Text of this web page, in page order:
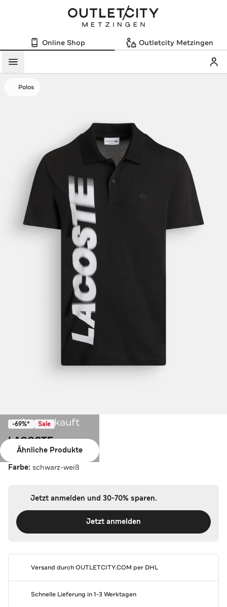
Online Shop Outletcity Metzingen
Menü
Polos
Ausverkauft
Ähnliche Produkte
-69%* Sale
LACOSTE
Polo-Shirt schwarz
Farbe: schwarz-weiß
Jetzt anmelden und 30-70% sparen.
Jetzt anmelden
Versand durchOUTLETCITY.COM per DHL
Schnelle Lieferung in 1-3 Werktagen